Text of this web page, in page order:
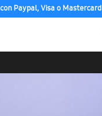
Paypal, Visa o Mastercard